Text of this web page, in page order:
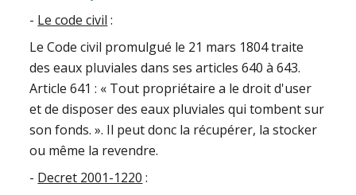
- Le code civil :
Le Code civil promulgué le 21 mars 1804 traite
des eaux pluviales dans ses articles 640 à 643.
Article 641 : « Tout propriétaire a le droit d'user
et de disposer des eaux pluviales qui tombent sur
son fonds. ». Il peut donc la récupérer, la stocker
ou même la revendre.
- Decret 2001-1220 :